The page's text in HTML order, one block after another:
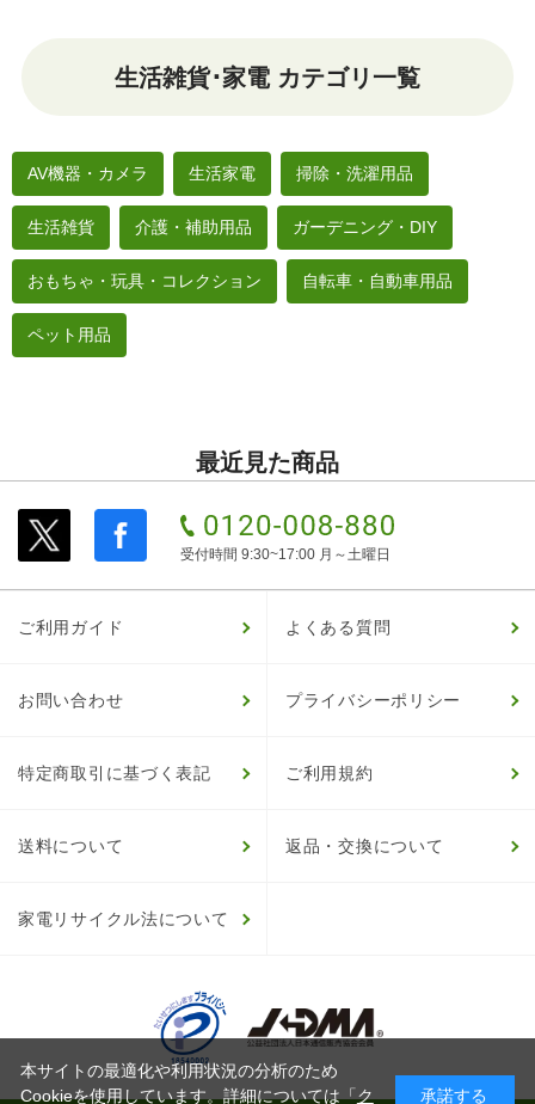
生活雑貨･家電 カテゴリ一覧
AV機器・カメラ 生活家電 掃除・洗濯用品
生活雑貨 介護・補助用品 ガーデニング・DIY
おもちゃ・玩具・コレクション 自転車・自動車用品
ペット用品
最近見た商品
受付時間 9:30~17:00 月～土曜日
ご利用ガイド よくある質問
お問い合わせ プライバシーポリシー
特定商取引に基づく表記 ご利用規約
送料について 返品・交換について
家電リサイクル法について
本サイトの最適化や利用状況の分析のため
Cookieを使用しています。詳細については「ク 承諾する